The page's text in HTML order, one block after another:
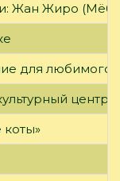
Жан Жиро
для любимого
центр